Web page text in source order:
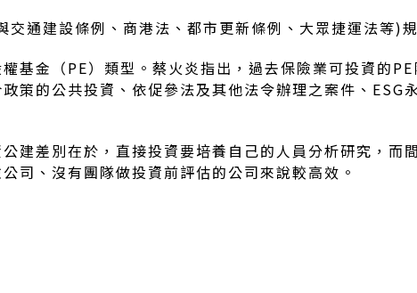
通建設條例、商港法、都市更新條例、大眾捷運法等)
基金（PE）類型。蔡火炎指出，過去保險業可投資的
策的公共投資、依促參法及其他法令辦理之案件、ESG
建差別在於，直接投資要培養自己的人員分析研究，而
司、沒有團隊做投資前評估的公司來說較高效。